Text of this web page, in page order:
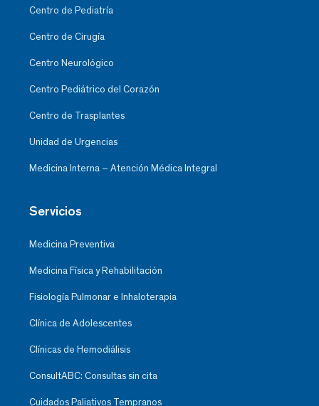
Centro de Pediatría
Centro de Cirugía
Centro Neurológico
Centro Pediátrico del Corazón
Centro de Trasplantes
Unidad de Urgencias
Medicina Interna – Atención Médica Integral
Servicios
Medicina Preventiva
Medicina Física y Rehabilitación
Fisiología Pulmonar e Inhaloterapia
Clínica de Adolescentes
Clínicas de Hemodiálisis
ConsultABC: Consultas sin cita
Cuidados Paliativos Tempranos